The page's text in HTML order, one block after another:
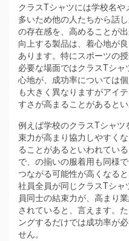
クラスTシャツには学校名
多いため他の人たちから話
の存在感を、高めることが出
向上する製品は、着心地が
あります。特にスポーツの
必要な場面ではクラスTシ
心地が、成功率については
も大きく異なりますがアイ
すさが高まることがあるとい
例えば学校のクラスTシャ
束力が高まり協力しやすく
ることがあるといわれてい
で、の揃いの服着用も同様
つながる可能性が高くなる
社員全員が同じクラスTシ
員同士の結束力が、高まり
されていると、言えます。
ングするだけでは成功率が
せん。